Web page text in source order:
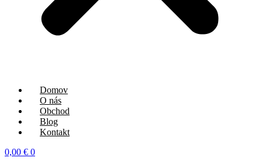
Domov
O nás
Obchod
Blog
Kontakt
0,00 € 0